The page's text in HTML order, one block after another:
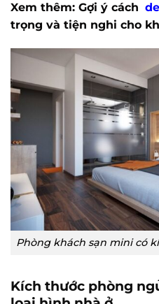
Xem thêm: Gợi ý cách
trọng và tiện nghi cho
Phòng khách sạn mini có
Kích thước phòng